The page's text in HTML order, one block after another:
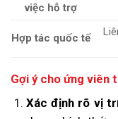
việc hỗ trợ
Hợp tác quốc tế
Gợi ý cho ứng viên
Xác định rõ vị